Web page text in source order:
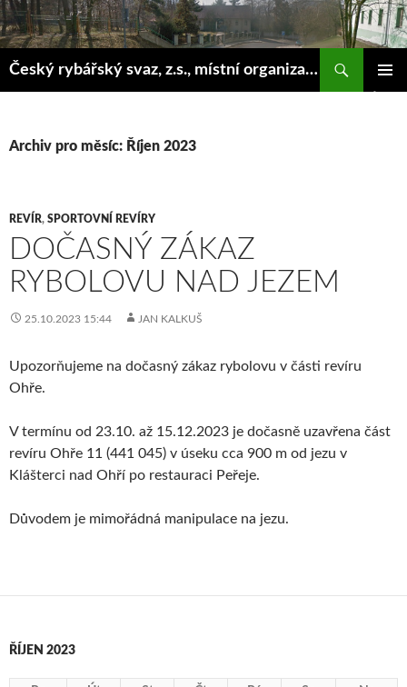
Český rybářský svaz, z.s., místní organizace Klášterec nad Ohří
Hledat
WEBU
Archiv pro měsíc: Říjen 2023
REVÍR, SPORTOVNÍ REVÍRY
DOČASNÝ ZÁKAZ
RYBOLOVU NAD JEZEM
25.10.2023 15:44 JAN KALKUŠ
Upozorňujeme na dočasný zákaz rybolovu v části revíru
Ohře.
V termínu od 23.10. až 15.12.2023 je dočasně uzavřena část
revíru Ohře 11 (441 045) v úseku cca 900 m od jezu v
Klášterci nad Ohří po restauraci Peřeje.
Důvodem je mimořádná manipulace na jezu.
ŘÍJEN 2023